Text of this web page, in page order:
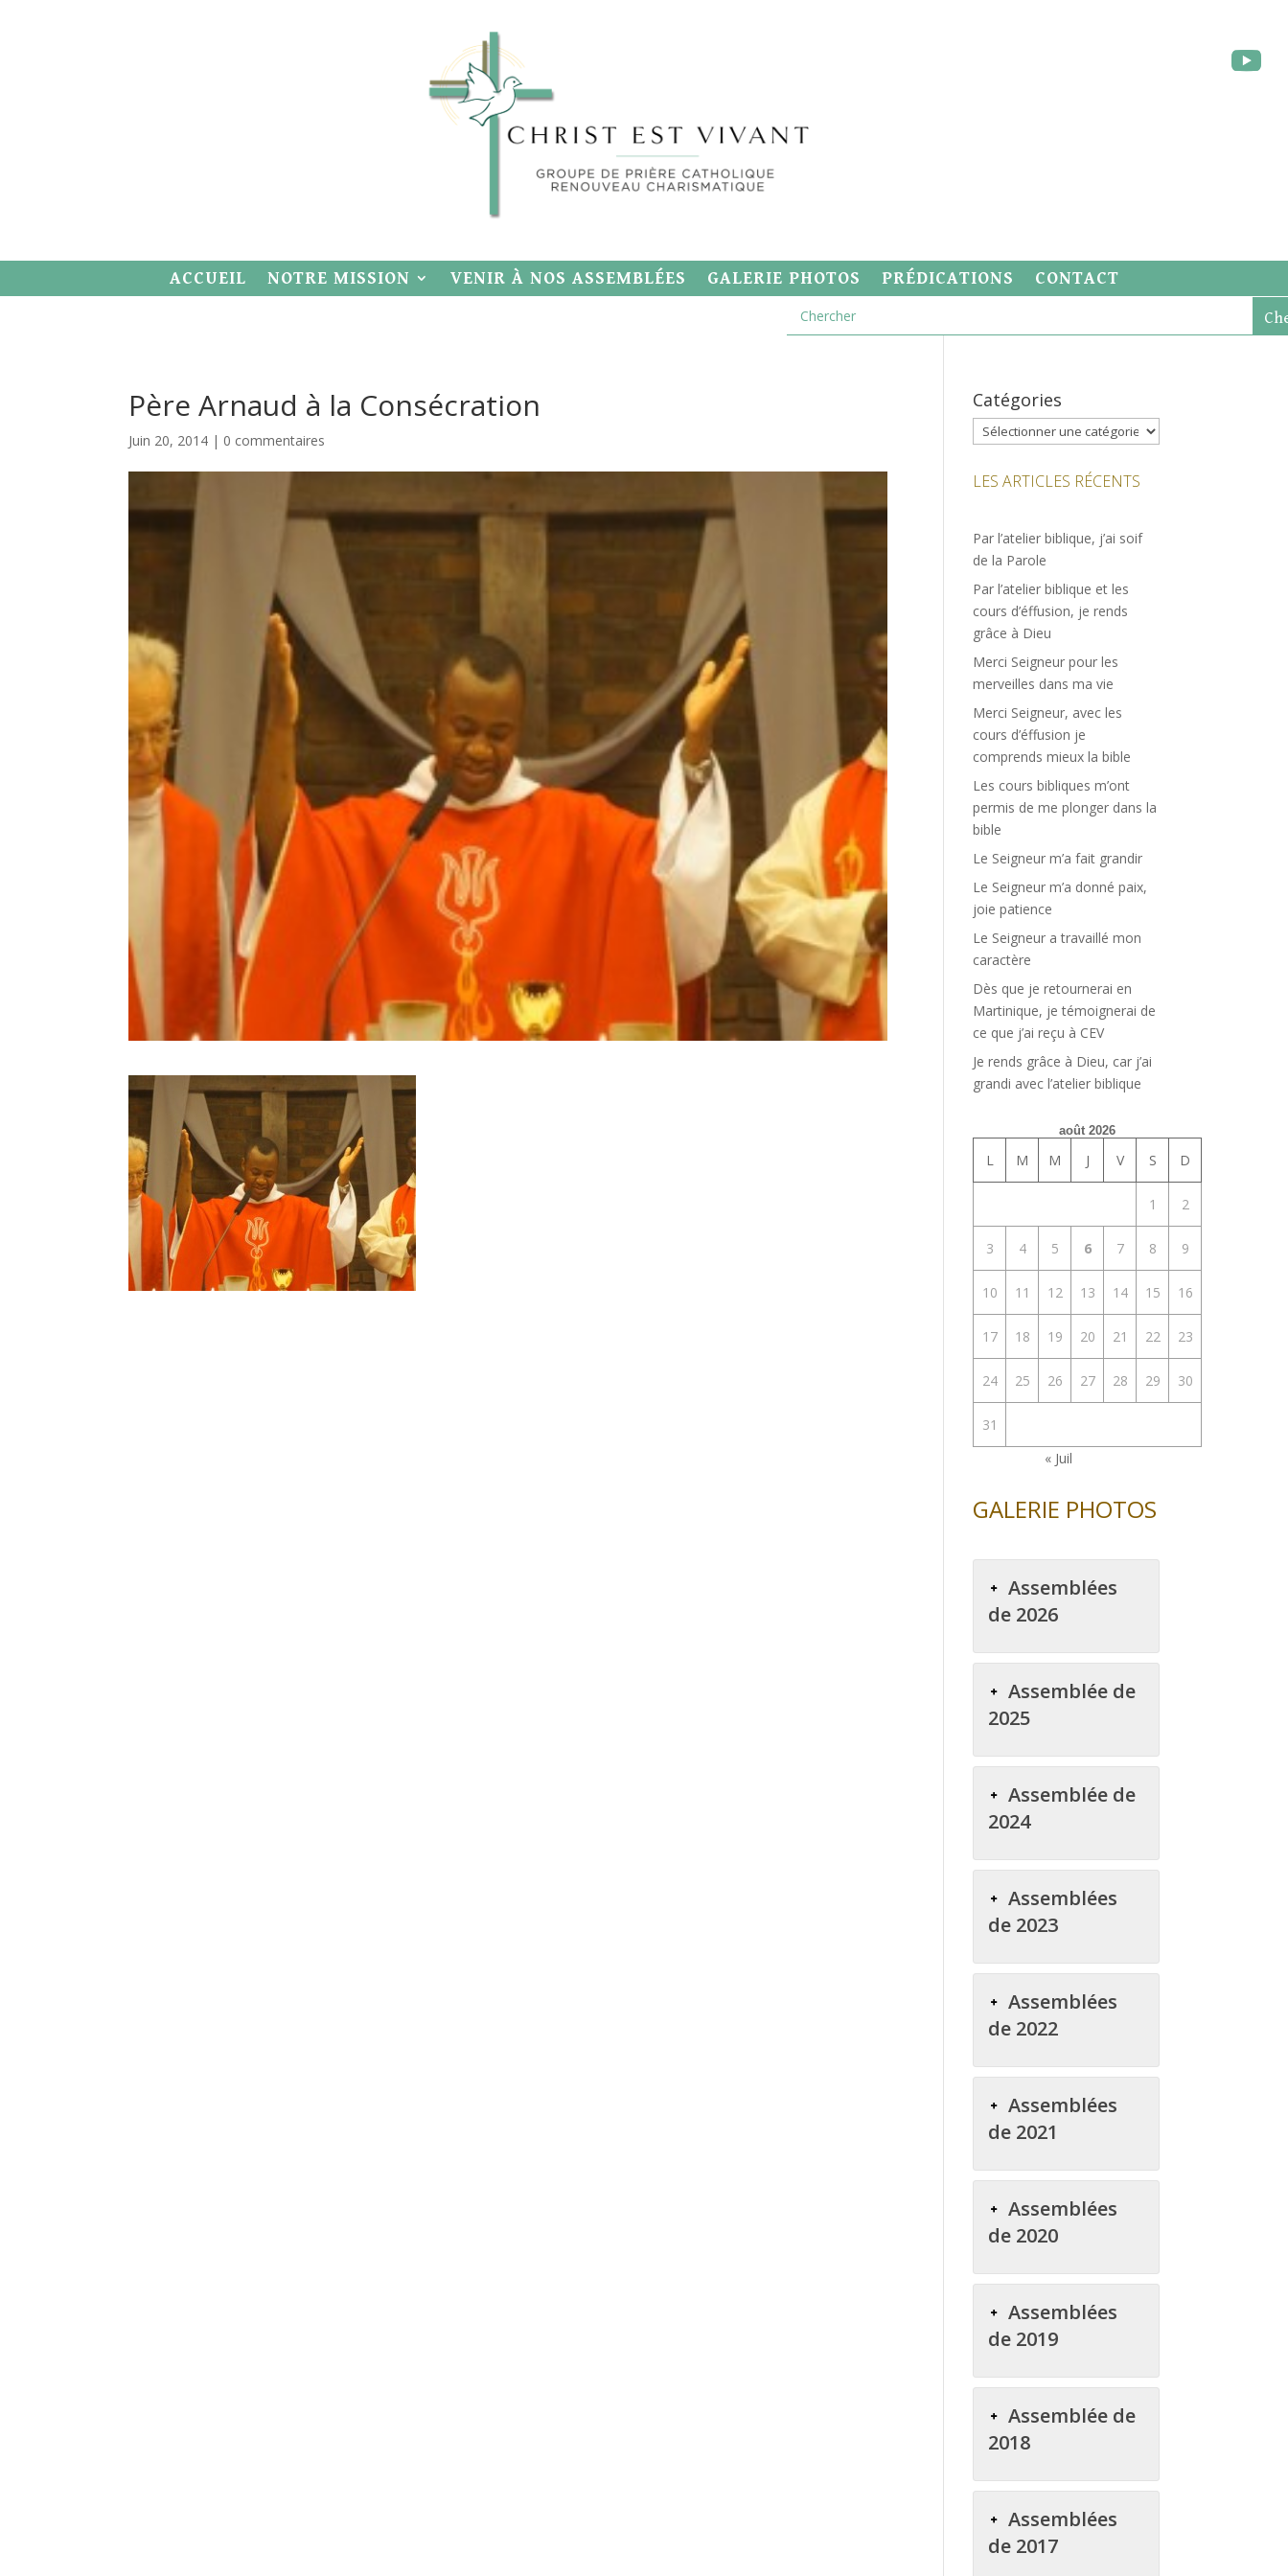
ACCUEIL NOTRE MISSION VENIR À NOS ASSEMBLÉES GALERIE PHOTOS PRÉDICATIONS CONTACT
Père Arnaud à la Consécration
Juin 20, 2014 | 0 commentaires
Catégories
Catégories
LES ARTICLES RÉCENTS
Par l’atelier biblique, j’ai soif
de la Parole
Par l’atelier biblique et les
cours d’éffusion, je rends
grâce à Dieu
Merci Seigneur pour les
merveilles dans ma vie
Merci Seigneur, avec les
cours d’éffusion je
comprends mieux la bible
Les cours bibliques m’ont
permis de me plonger dans la
bible
Le Seigneur m’a fait grandir
Le Seigneur m’a donné paix,
joie patience
Le Seigneur a travaillé mon
caractère
Dès que je retournerai en
Martinique, je témoignerai de
ce que j’ai reçu à CEV
Je rends grâce à Dieu, car j’ai
grandi avec l’atelier biblique
août 2026
L M M J V S D
1 2
3 4 5 6 7 8 9
10 11 12 13 14 15 16
17 18 19 20 21 22 23
24 25 26 27 28 29 30
31
« Juil
GALERIE PHOTOS
Assemblées
de 2026
Assemblée de
2025
Assemblée de
2024
Assemblées
de 2023
Assemblées
de 2022
Assemblées
de 2021
Assemblées
de 2020
Assemblées
de 2019
Assemblée de
2018
Assemblées
de 2017